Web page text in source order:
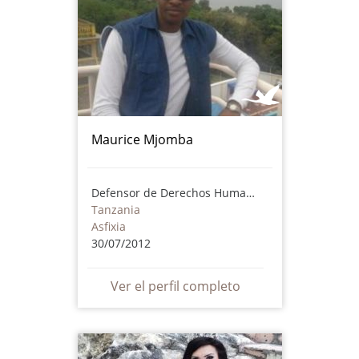
Maurice Mjomba
Defensor de Derechos Humanos
Tanzania
Asfixia
30/07/2012
Ver el perfil completo